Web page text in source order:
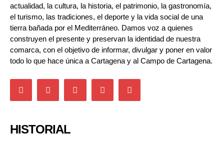
actualidad, la cultura, la historia, el patrimonio, la gastronomía,
el turismo, las tradiciones, el deporte y la vida social de una
tierra bañada por el Mediterráneo. Damos voz a quienes
construyen el presente y preservan la identidad de nuestra
comarca, con el objetivo de informar, divulgar y poner en valor
todo lo que hace única a Cartagena y al Campo de Cartagena.
HISTORIAL